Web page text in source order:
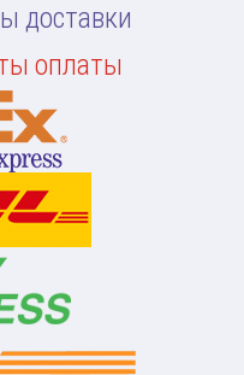
доставки
оплаты